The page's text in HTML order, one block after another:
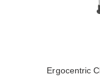
Ergocentric